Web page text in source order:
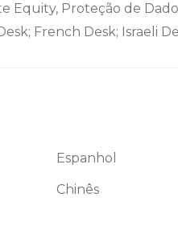
Equity, Proteção de
French Desk; Israeli
Espanhol
Chinês